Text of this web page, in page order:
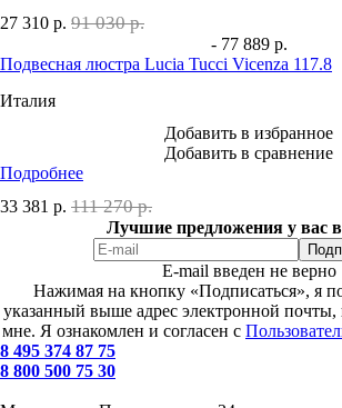
27 310 р. 91 030 р.
- 77 889 р.
Подвесная люстра Lucia Tucci Vicenza 117.8
Италия
Добавить в избранное
Добавить в сравнение
Подробнее
33 381 р. 111 270 р.
Лучшие предложения у вас
E-mail введен не верно
Нажимая на кнопку «Подписаться», я
указанный выше адрес электронной
мне. Я ознакомлен и согласен с
8 495 374 87 75
8 800 500 75 30